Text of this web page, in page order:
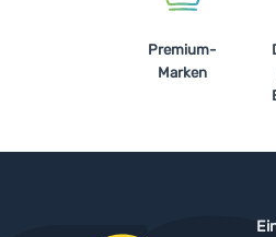
Premium-
Marken